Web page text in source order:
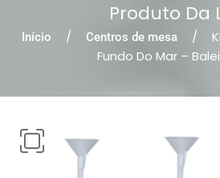
Produto Da
Início Centros de mesa
Fundo Do Mar –